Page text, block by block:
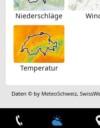
Niederschläge
Temperatur
Daten © by MeteoSchweiz,